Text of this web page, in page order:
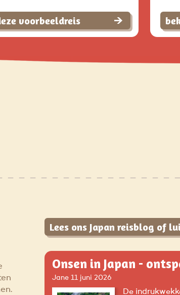
voorbeeldreis
Lees ons Japan reisblog of
Onsen in Japan -
Jane 11 juni 2026
De